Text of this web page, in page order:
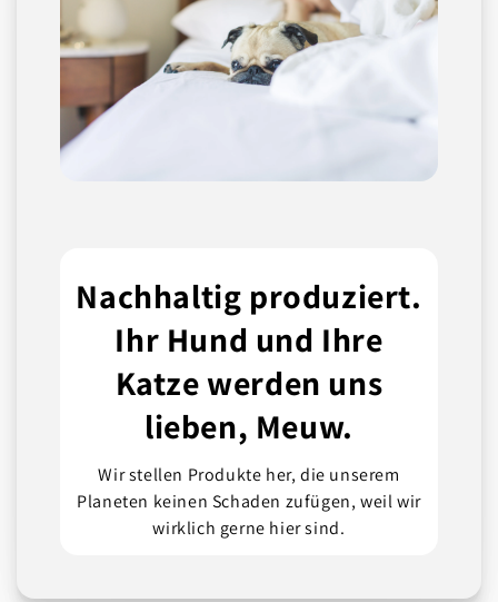
Nachhaltig produziert.
Ihr Hund und Ihre
Katze werden uns
lieben, Meuw.
Wir stellen Produkte her, die unserem
Planeten keinen Schaden zufügen, weil wir
wirklich gerne hier sind.